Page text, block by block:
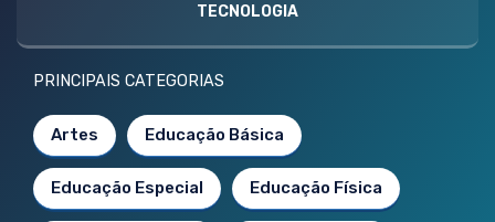
TECNOLOGIA
PRINCIPAIS CATEGORIAS
Artes Educação Básica
Educação Especial Educação Física